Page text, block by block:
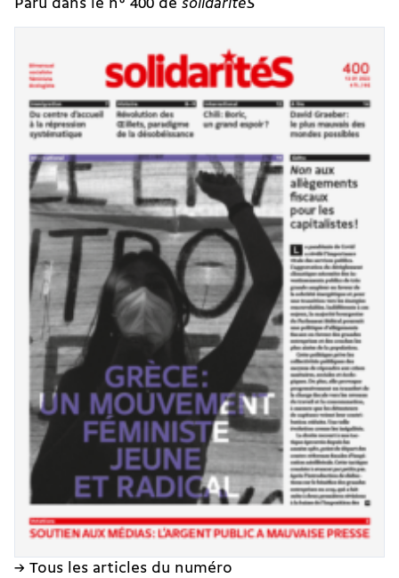
Paru dans le n° 400 de solidaritéS
→ Tous les articles du numéro